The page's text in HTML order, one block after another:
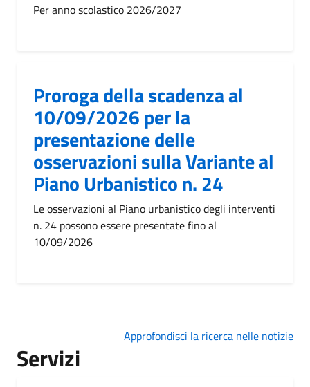
Per anno scolastico 2026/2027
Proroga della scadenza al
10/09/2026 per la
presentazione delle
osservazioni sulla Variante al
Piano Urbanistico n. 24
Le osservazioni al Piano urbanistico degli interventi
n. 24 possono essere presentate fino al
10/09/2026
Approfondisci la ricerca nelle notizie
Servizi